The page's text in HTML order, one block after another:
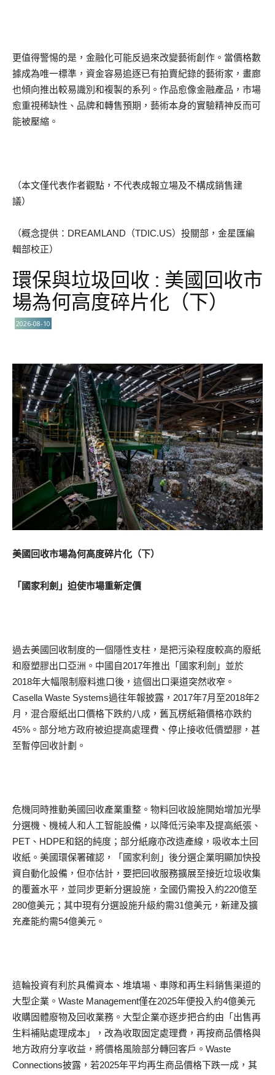
更值得警惕的是，金融化可能反過來改變藝術創作。當價格數
據成為唯一標準，資金容易追逐已有拍賣紀錄的藝術家，畫廊
也傾向推出較易識別和複製的系列。作品愈像金融產品，市場
愈重視稀缺性、品牌和轉售預期，藝術本身的實驗精神反而可
能被壓縮。
（本文僅代表作者觀點，不代表成報立場及不構成銷售建
議）
（概念提供：DREAMLAND（TDIC.US）投關部，金星匯編
輯部校正）
環保與垃圾回收 : 美國回收市
場為何高度碎片化（下）
2026-08-10
美國回收市場為何高度碎片化（下）
「國家利劍」迫使市場重新定價
過去美國回收制度的一個隱性支柱，是把污染程度較高的廢紙
和廢塑膠出口亞洲。中國自2017年推出「國家利劍」並於
2018年大幅限制廢料進口後，這個出口渠道突然收窄。
Casella Waste Systems過往年報披露，2017年7月至2018年2
月，混合廢紙出口價格下跌約八成，舊瓦楞紙箱價格亦跌約
45%。部分地方政府被迫提高處理費、停止接收低價塑膠，甚
至暫停回收計劃。
危機同時推動美國回收產業重整。物料回收設施開始增加光學
分選機、機械人和人工智能設備，以降低污染率及提高紙張、
PET、HDPE和鋁的純度；部分紙廠亦改造產線，吸收本土回
收紙。美國環保署確認，「國家利劍」後分選企業明顯加快投
資自動化設備，但亦估計，要把回收服務擴展至接近垃圾收集
的覆蓋水平，並同步更新分選設施，全國仍需投入約220億至
280億美元；其中現有分選設施升級約需31億美元，新建及擴
充產能約需54億美元。
這輪投資有利於具備資本、堆填場、車隊和再生料銷售渠道的
大型企業。Waste Management僅在2025年便投入約4億美元
收購固體廢物及回收業務。大型企業亦逐步把合約由「出售再
生料補貼處理成本」，改為收取固定處理費，再按商品價格與
地方政府分享收益，將價格風險部分轉回客戶。Waste
Connections披露，若2025年平均再生商品價格下跌一成，其